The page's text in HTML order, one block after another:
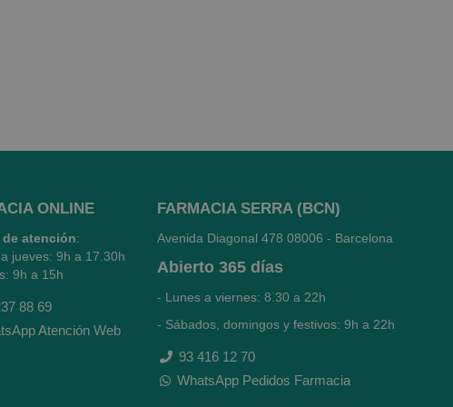
ONLINE
de atención:
jueves: 9h a 17.30h
9h a 15h
88 69
Atención Web
FARMACIA SERRA (BCN)
Avenida Diagonal 478 08006 - Barcelona
Abierto 365 días
- Lunes a viernes: 8.30 a 22h
- Sábados, domingos y festivos: 9h a 22h
93 416 12 70
WhatsApp Pedidos Farmacia